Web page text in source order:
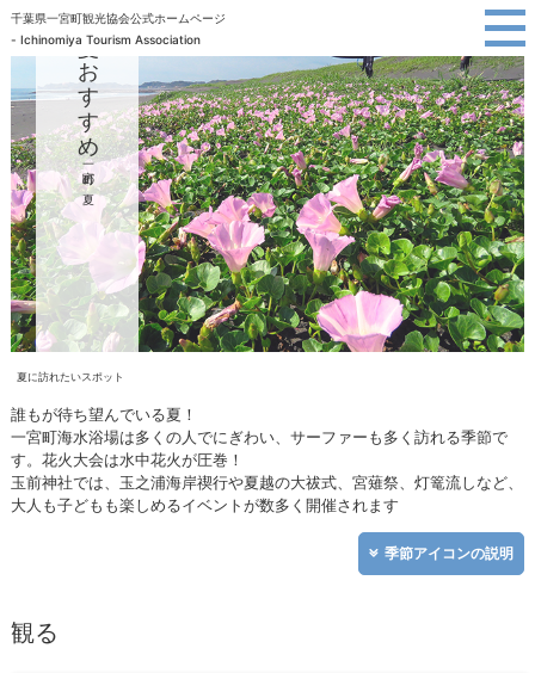
千葉県南九十九里
一宮町観光協会
千葉県一宮町観光協会公式ホームページ
- Ichinomiya Tourism Association
夏のおすすめ
一宮町の夏
夏に訪れたいスポット
誰もが待ち望んでいる夏！
一宮町海水浴場は多くの人でにぎわい、サーファーも多く訪れる季節で
す。花火大会は水中花火が圧巻！
玉前神社では、玉之浦海岸禊行や夏越の大祓式、宮薙祭、灯篭流しなど、
大人も子どもも楽しめるイベントが数多く開催されます
季節アイコンの説明
観る